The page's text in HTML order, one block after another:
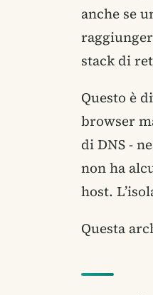
anche se
stack di
Questo è
browser
di DNS -
non ha
host.
Questa